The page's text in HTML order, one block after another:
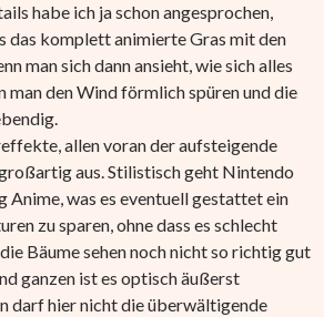
habe ich ja schon angesprochen,
das komplett animierte Gras mit den
man sich dann ansieht, wie sich alles
man den Wind förmlich spüren und die
allen voran der aufsteigende
aus. Stilistisch geht Nintendo
Anime, was es eventuell gestattet ein
zu sparen, ohne dass es schlecht
Bäume sehen noch nicht so richtig gut
ganzen ist es optisch äußerst
darf hier nicht die überwältigende